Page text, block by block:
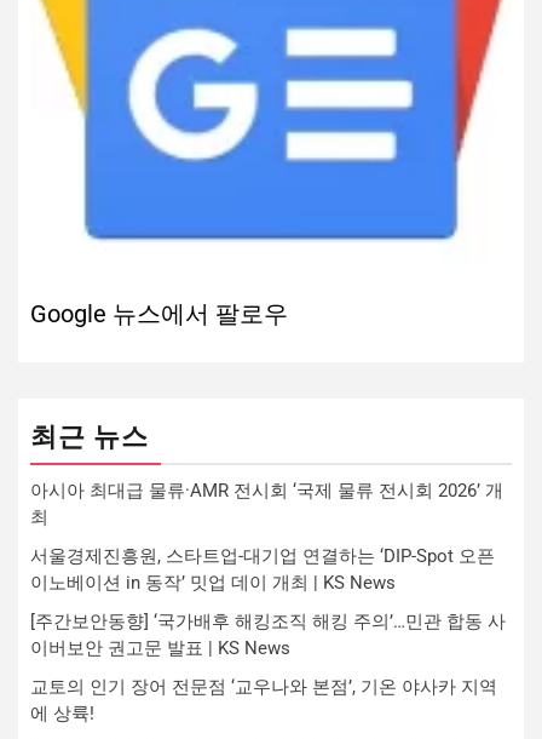
Google 뉴스에서 팔로우
최근 뉴스
아시아 최대급 물류·AMR 전시회 ‘국제 물류 전시회 2026’ 개
최
서울경제진흥원, 스타트업-대기업 연결하는 ‘DIP-Spot 오픈
이노베이션 in 동작’ 밋업 데이 개최 | KS News
[주간보안동향] ‘국가배후 해킹조직 해킹 주의’…민관 합동 사
이버보안 권고문 발표 | KS News
교토의 인기 장어 전문점 ‘교우나와 본점’, 기온 야사카 지역
에 상륙!